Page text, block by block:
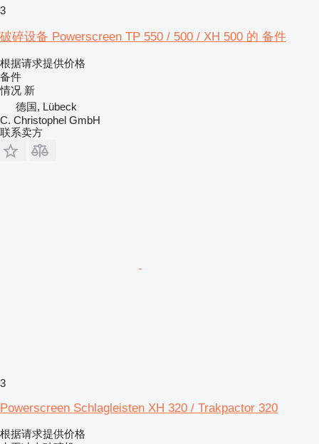
3
破碎设备 Powerscreen TP 550 / 500 / XH 500 的 备件
根据请求提供价格
备件
情况 新
德国, Lübeck
C. Christophel GmbH
联系卖方
3
Powerscreen Schlagleisten XH 320 / Trakpactor 320
根据请求提供价格